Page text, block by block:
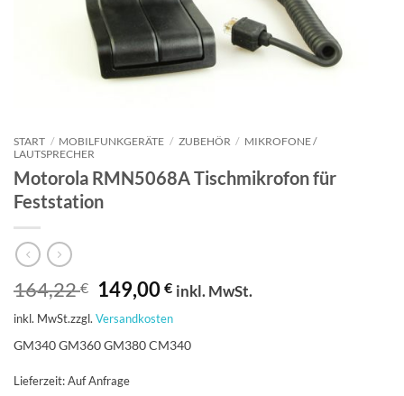
START / MOBILFUNKGERÄTE / ZUBEHÖR / MIKROFONE /
LAUTSPRECHER
Motorola RMN5068A Tischmikrofon für
Feststation
164,22€
Ursprünglicher
Preis
war:
164,22 €
149,00€Aktueller
ist:
149,00 €.
inkl. MwSt.
inkl. MwSt.zzgl. Versandkosten
GM340 GM360 GM380 CM340
Lieferzeit:Auf Anfrage